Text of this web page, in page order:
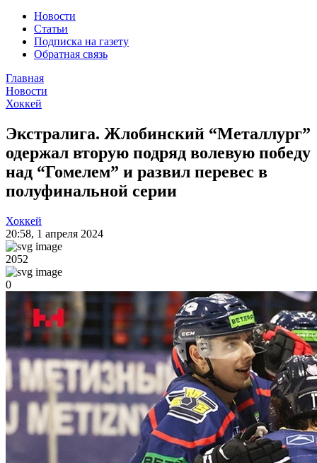
Новости
Статьи
Подписка на газету
Обратная связь
Главная
Новости
Хоккей
Экстралига. Жлобинский “Металлург”
одержал вторую подряд волевую победу
над “Гомелем” и развил перевес в
полуфинальной серии
Хоккей
20:58, 1 апреля 2024
2052
0